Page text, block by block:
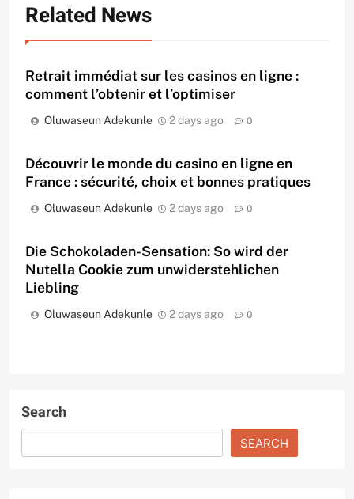
Related News
Retrait immédiat sur les casinos en ligne :
comment l’obtenir et l’optimiser
Oluwaseun Adekunle 2 days ago 0
Découvrir le monde du casino en ligne en
France : sécurité, choix et bonnes pratiques
Oluwaseun Adekunle 2 days ago 0
Die Schokoladen-Sensation: So wird der
Nutella Cookie zum unwiderstehlichen
Liebling
Oluwaseun Adekunle 2 days ago 0
Search
SEARCH